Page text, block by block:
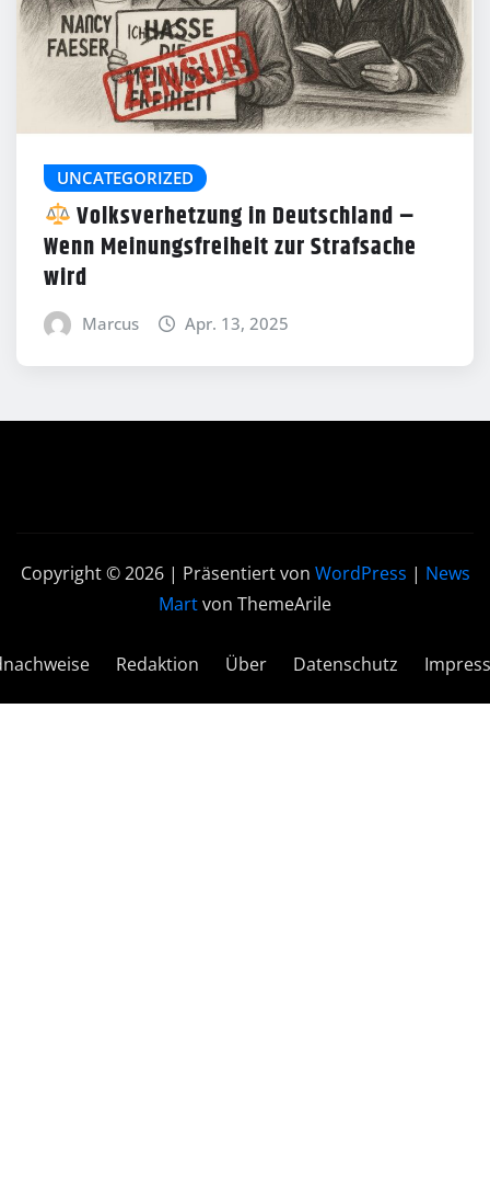
UNCATEGORIZED
Volksverhetzung in Deutschland –
Wenn Meinungsfreiheit zur Strafsache
wird
Marcus Apr. 13, 2025
Copyright © 2026 | Präsentiert von WordPress | News
Martvon ThemeArile
Redaktion Über Datenschutz